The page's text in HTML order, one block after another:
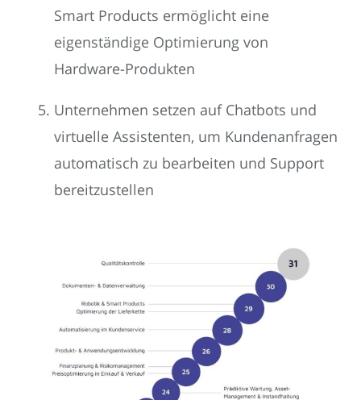
Smart Products ermöglicht eine
eigenständige Optimierung von
Hardware-Produkten
Unternehmen setzen auf Chatbots und
virtuelle Assistenten, um Kundenanfragen
automatisch zu bearbeiten und Support
bereitzustellen